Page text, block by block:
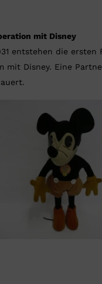
mit Disney
entstehen die ersten
mit Disney. Eine